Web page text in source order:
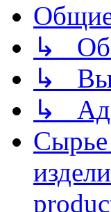
↳
↳
↳
Сырье